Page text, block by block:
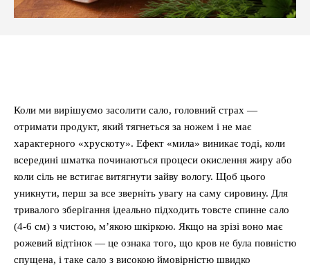
Коли ми вирішуємо засолити сало, головний страх —
отримати продукт, який тягнеться за ножем і не має
характерного «хрускоту». Ефект «мила» виникає тоді, коли
всередині шматка починаються процеси окислення жиру або
коли сіль не встигає витягнути зайву вологу. Щоб цього
уникнути, перш за все зверніть увагу на саму сировину. Для
тривалого зберігання ідеально підходить товсте спинне сало
(4-6 см) з чистою, м’якою шкіркою. Якщо на зрізі воно має
рожевий відтінок — це ознака того, що кров не була повністю
спущена, і таке сало з високою ймовірністю швидко